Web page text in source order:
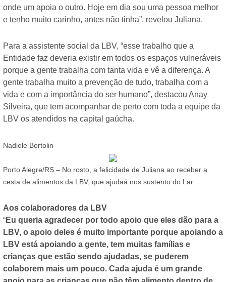
onde um apoia o outro. Hoje em dia sou uma pessoa melhor
e tenho muito carinho, antes não tinha”, revelou Juliana.
Para a assistente social da LBV, “esse trabalho que a
Entidade faz deveria existir em todos os espaços vulneráveis
porque a gente trabalha com tanta vida e vê a diferença. A
gente trabalha muito a prevenção de tudo, trabalha com a
vida e com a importância do ser humano”, destacou Anay
Silveira, que tem acompanhar de perto com toda a equipe da
LBV os atendidos na capital gaúcha.
Nadiele Bortolin
Porto Alegre/RS – No rosto, a felicidade de Juliana ao receber a
cesta de alimentos da LBV, que ajudaá nos sustento do Lar.
Aos colaboradores da LBV
“Eu queria agradecer por todo apoio que eles dão para a
LBV, o apoio deles é muito importante porque apoiando a
LBV está apoiando a gente, tem muitas famílias e
crianças que estão sendo ajudadas, se puderem
colaborem mais um pouco. Cada ajuda é um grande